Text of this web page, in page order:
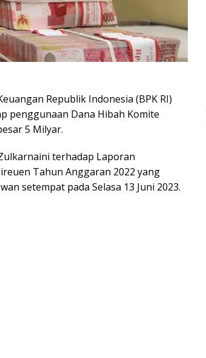
Republik Indonesia (BPK RI)
penggunaan Dana Hibah Komite
5 Milyar.
terhadap Laporan
Tahun Anggaran 2022 yang
setempat pada Selasa 13 Juni 2023.